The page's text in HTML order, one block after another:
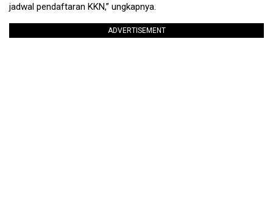
jadwal pendaftaran KKN,” ungkapnya.
ADVERTISEMENT